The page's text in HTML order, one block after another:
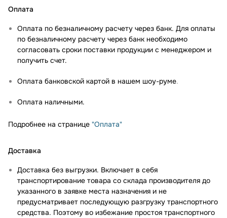
Оплата
Оплата по безналичному расчету через банк. Для оплаты
по безналичному расчету через банк необходимо
согласовать сроки поставки продукции с менеджером и
получить счет.
Оплата банковской картой в нашем шоу-руме.
Оплата наличными.
Подробнее на странице "Оплата"
Доставка
Доставка без выгрузки. Включает в себя
транспортирование товара со склада производителя до
указанного в заявке места назначения и не
предусматривает последующую разгрузку транспортного
средства. Поэтому во избежание простоя транспортного